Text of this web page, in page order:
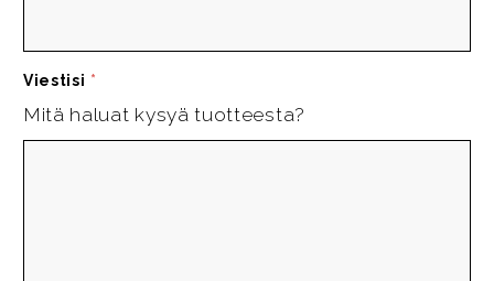
Viestisi *
Mitä haluat kysyä tuotteesta?